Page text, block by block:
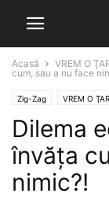
Acasă VREM O
cum, sau a nu face
Zig-Zag VREM O
Dilema
învăţa
nimic?!